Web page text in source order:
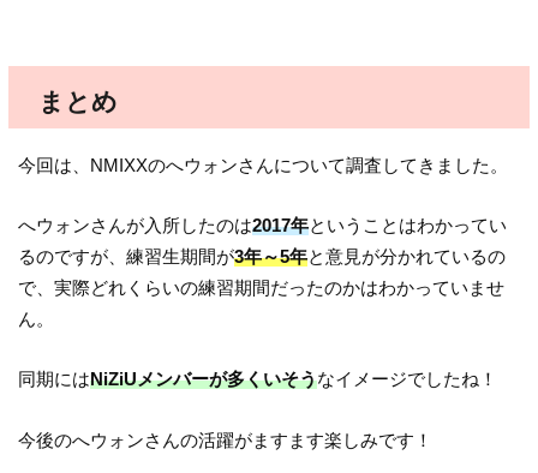
まとめ
今回は、NMIXXのへウォンさんについて調査してきました。
へウォンさんが入所したのは2017年ということはわかってい
るのですが、練習生期間が3年～5年と意見が分かれているの
で、実際どれくらいの練習期間だったのかはわかっていませ
ん。
同期にはNiZiUメンバーが多くいそうなイメージでしたね！
今後のへウォンさんの活躍がますます楽しみです！